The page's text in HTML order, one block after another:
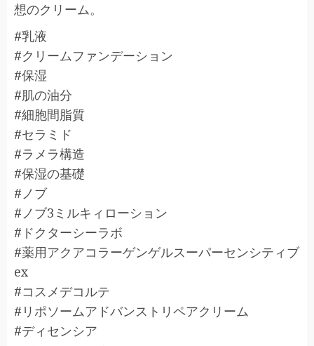
想のクリーム。
#乳液
#クリームファンデーション
#保湿
#肌の油分
#細胞間脂質
#セラミド
#ラメラ構造
#保湿の基礎
#ノブ
#ノブ3ミルキィローション
#ドクターシーラボ
#薬用アクアコラーゲンゲルスーパーセンシティブ
ex
#コスメデコルテ
#リポソームアドバンストリペアクリーム
#ディセンシア